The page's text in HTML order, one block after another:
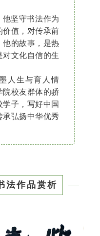
坚守书法作为
价值，对传承前
他的故事，是热
对文化自信的生
人生与育人情
院校友群体的骄
子，写好中国
弘扬中华优秀
法作品赏析